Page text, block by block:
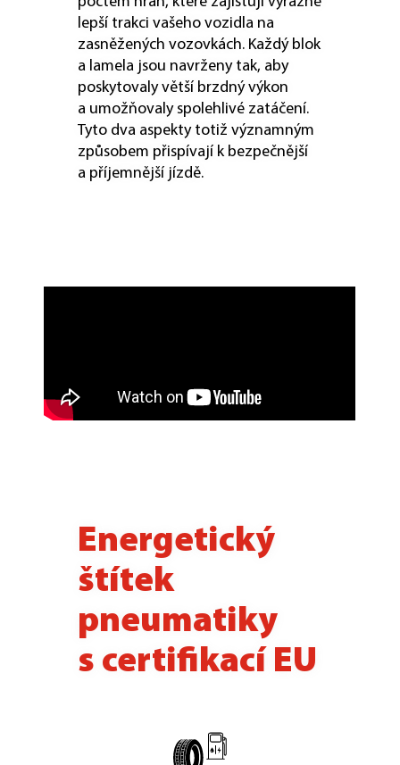
lepší trakci vašeho vozidla na
zasněžených vozovkách. Každý blok
a lamela jsou navrženy tak, aby
poskytovaly větší brzdný výkon
a umožňovaly spolehlivé zatáčení.
Tyto dva aspekty totiž významným
způsobem přispívají k bezpečnější
a příjemnější jízdě.
Energetický
štítek
pneumatiky
s certifikací EU